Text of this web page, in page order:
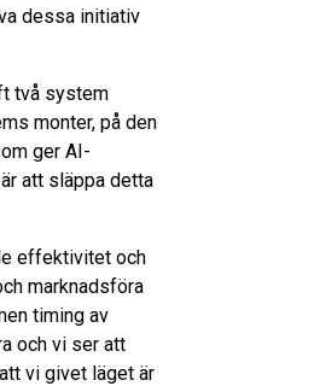
dessa initiativ
två system
monter, på den
ger AI-
att släppa detta
effektivitet och
marknadsföra
timing av
och vi ser att
vi givet läget är